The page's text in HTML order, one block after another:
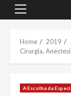
Primary
Home 2019
Cirurgia,
A Escolha da